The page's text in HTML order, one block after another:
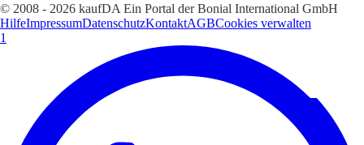
© 2008 - 2026 kaufDA Ein Portal der Bonial International GmbH
HilfeImpressumDatenschutzKontaktAGBCookies verwalten
1